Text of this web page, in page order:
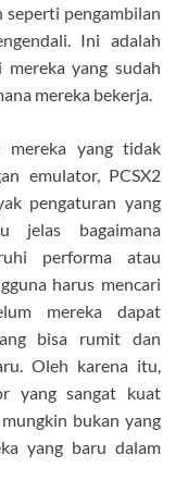
seperti pengambilan
Ini adalah
yang sudah
mereka bekerja.
mereka yang tidak
emulator, PCSX2
pengaturan yang
jelas bagaimana
performa atau
harus mencari
mereka dapat
bisa rumit dan
Oleh karena itu,
yang sangat kuat
bukan yang
yang baru dalam